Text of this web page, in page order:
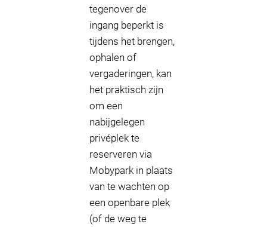
tegenover de
ingang beperkt is
tijdens het brengen,
ophalen of
vergaderingen, kan
het praktisch zijn
om een
nabijgelegen
privéplek te
reserveren via
Mobypark in plaats
van te wachten op
een openbare plek
(of de weg te